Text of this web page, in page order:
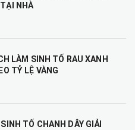
NHÀ
LÀM SINH TỐ RAU XANH
TỶ LỆ VÀNG
TỐ CHANH DÂY GIẢI